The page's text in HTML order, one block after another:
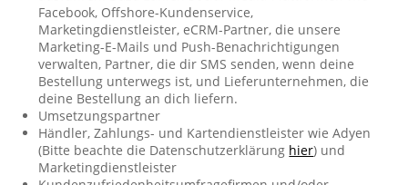
Facebook, Offshore-Kundenservice,
Marketingdienstleister, eCRM-Partner, die unsere
Marketing-E-Mails und Push-Benachrichtigungen
verwalten, Partner, die dir SMS senden, wenn deine
Bestellung unterwegs ist, und Lieferunternehmen, die
deine Bestellung an dich liefern.
Umsetzungspartner
Händler, Zahlungs- und Kartendienstleister wie Adyen
(Bitte beachte die Datenschutzerklärung hier) und
Marketingdienstleister